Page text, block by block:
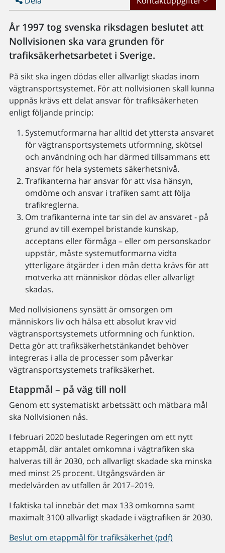
År 1997 tog svenska riksdagen beslutet att
Nollvisionen ska vara grunden för
trafiksäkerhetsarbetet i Sverige.
På sikt ska ingen dödas eller allvarligt skadas inom
vägtransportsystemet. För att nollvisionen skall kunna
uppnås krävs ett delat ansvar för trafiksäkerheten
enligt följande princip:
Systemutformarna har alltid det yttersta ansvaret
för vägtransportsystemets utformning, skötsel
och användning och har därmed tillsammans ett
ansvar för hela systemets säkerhetsnivå.
Trafikanterna har ansvar för att visa hänsyn,
omdöme och ansvar i trafiken samt att följa
trafikreglerna.
Om trafikanterna inte tar sin del av ansvaret - på
grund av till exempel bristande kunskap,
acceptans eller förmåga – eller om personskador
uppstår, måste systemutformarna vidta
ytterligare åtgärder i den mån detta krävs för att
motverka att människor dödas eller allvarligt
skadas.
Med nollvisionens synsätt är omsorgen om
människors liv och hälsa ett absolut krav vid
vägtransportsystemets utformning och funktion.
Detta gör att trafiksäkerhetstänkandet behöver
integreras i alla de processer som påverkar
vägtransportsystemets trafiksäkerhet.
Etappmål – på väg till noll
Genom ett systematiskt arbetssätt och mätbara mål
ska Nollvisionen nås.
I februari 2020 beslutade Regeringen om ett nytt
etappmål, där antalet omkomna i vägtrafiken ska
halveras till år 2030, och allvarligt skadade ska minska
med minst 25 procent. Utgångsvärden är
medelvärden av utfallen år 2017–2019.
I faktiska tal innebär det max 133 omkomna samt
maximalt 3100 allvarligt skadade i vägtrafiken år 2030.
Beslut om etappmål för trafiksäkerhet (pdf)